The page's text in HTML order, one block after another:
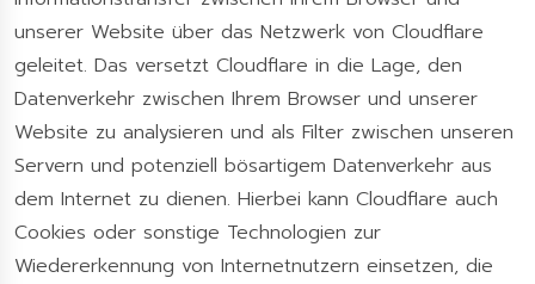
unserer Website über das Netzwerk von Cloudflare
geleitet. Das versetzt Cloudflare in die Lage, den
Datenverkehr zwischen Ihrem Browser und unserer
Website zu analysieren und als Filter zwischen unseren
Servern und potenziell bösartigem Datenverkehr aus
dem Internet zu dienen. Hierbei kann Cloudflare auch
Cookies oder sonstige Technologien zur
Wiedererkennung von Internetnutzern einsetzen, die